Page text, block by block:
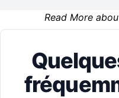
Read More